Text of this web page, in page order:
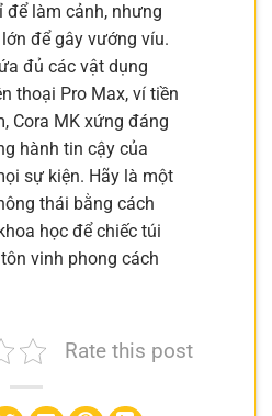
để làm cảnh, nhưng
để gây vướng víu.
đủ các vật dụng
thoại Pro Max, ví tiền
Cora MK xứng đáng
hành tin cậy của
sự kiện. Hãy là một
thái bằng cách
học để chiếc túi
vinh phong cách
Rate this post